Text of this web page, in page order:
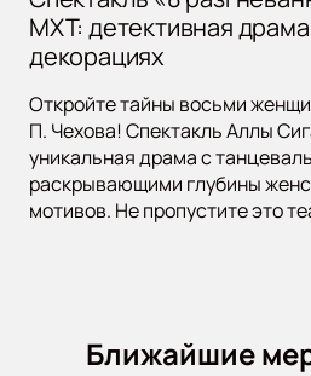
МХТ: детективная
декорациях
Откройте тайны восьми
П. Чехова! Спектакль Аллы
уникальная драма с
раскрывающими глубины
мотивов. Не пропустите это
Ближайшие